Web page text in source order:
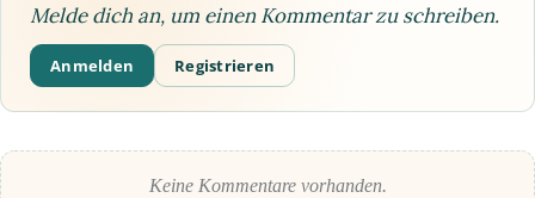
Melde dich an, um einen Kommentar zu schreiben.
Anmelden Registrieren
Keine Kommentare vorhanden.